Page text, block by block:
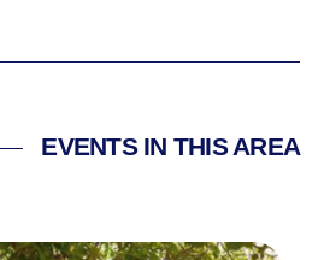
EVENTS IN THIS AREA